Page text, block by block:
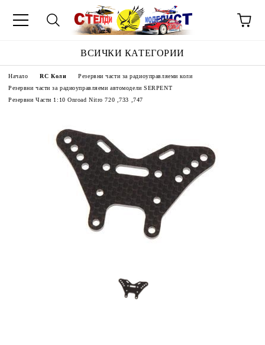
ВСИЧКИ КАТЕГОРИИ
Начало RC Коли
Резервни части за радиоуправляеми коли
Резервни части за радиоуправляеми автомодели SERPENT
Резервни Части 1:10 Onroad Nitro 720 ,733 ,747